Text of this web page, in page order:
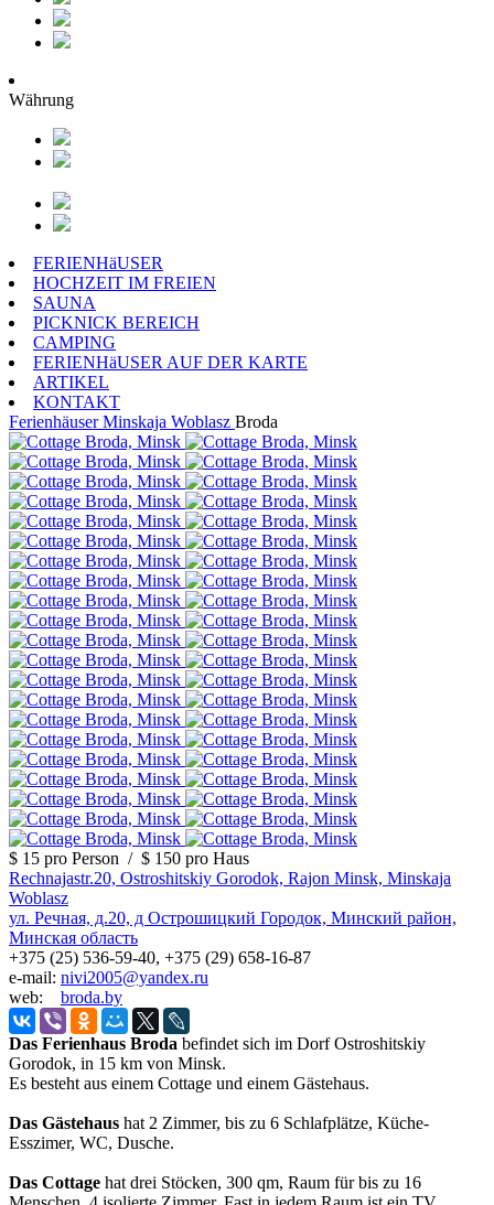
Währung
FERIENHäUSER
HOCHZEIT IM FREIEN
SAUNA
PICKNICK BEREICH
CAMPING
FERIENHäUSER AUF DER KARTE
ARTIKEL
KONTAKT
Ferienhäuser Minskaja Woblasz Broda
$ 15 pro Person / $ 150 pro Haus
Rechnajastr.20, Ostroshitskiy Gorodok, Rajon Minsk, Minskaja
Woblasz
ул. Речная, д.20, д Острошицкий Городок, Минский район,
Минская область
+375 (25) 536-59-40, +375 (29) 658-16-87
e-mail: nivi2005@yandex.ru
web: broda.by
Das Ferienhaus Broda befindet sich im Dorf Ostroshitskiy
Gorodok, in 15 km von Minsk.
Es besteht aus einem Cottage und einem Gästehaus.
Das Gästehaus hat 2 Zimmer, bis zu 6 Schlafplätze, Küche-
Esszimer, WC, Dusche.
Das Cottage hat drei Stöcken, 300 qm, Raum für bis zu 16